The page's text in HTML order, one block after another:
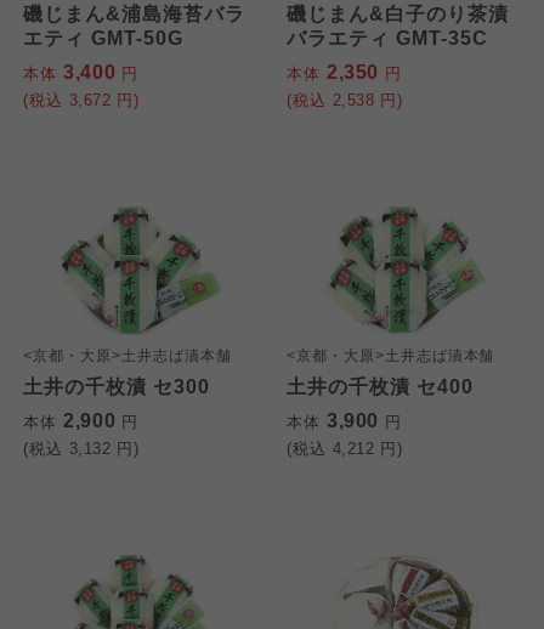
磯じまん&浦島海苔バラ
エティ GMT-50G
本体 3,400 円
(税込 3,672 円)
磯じまん&白子のり茶漬
バラエティ GMT-35C
本体 2,350 円
(税込 2,538 円)
<京都・大原>土井志ば漬本舗
土井の千枚漬 セ300
本体 2,900 円
(税込 3,132 円)
<京都・大原>土井志ば漬本舗
土井の千枚漬 セ400
本体 3,900 円
(税込 4,212 円)